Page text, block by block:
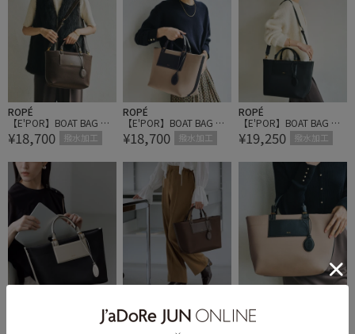
ROPÉ
【E'POR】BOAT BAG Me
dium/撥水・軽量・一部
WEB限定カラー・26AW
新色
¥18,700 撥水加工
ROPÉ
【E'POR】BOAT BAG Me
dium/撥水・軽量・一部
WEB限定カラー・26AW
新色
¥18,700 撥水加工
ROPÉ
【E'POR】BOAT BAG Me
dium+/A4対応・撥水・
軽量・一部WEB限定カラ
ー・26AW新型
¥19,250 撥水加工
【E'POR】BOAT BAG Me
dium+/A4対応・撥水・
【E'POR】BOAT BAG Me
dium+/A4対応・撥水・
¥19,250
【E'POR】BOAT BAG Me
dium+/A4対応・撥水・
¥19,250